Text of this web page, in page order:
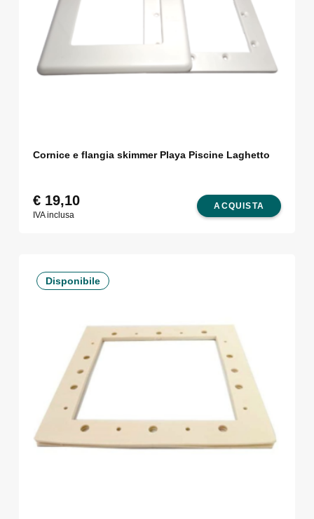
Cornice e flangia skimmer Playa Piscine Laghetto
ACQUISTA
€19,10
IVA inclusa
Disponibile